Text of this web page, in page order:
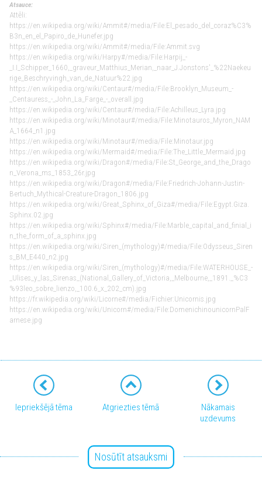
Atsauce:
Attēli:
https://en.wikipedia.org/wiki/Ammit#/media/File:El_pesado_del_coraz%C3%
B3n_en_el_Papiro_de_Hunefer.jpg
https://en.wikipedia.org/wiki/Ammit#/media/File:Ammit.svg
https://en.wikipedia.org/wiki/Harpy#/media/File:Harpij_-
_I.I_Schipper_1660,_graveur_Matthius_Merian,_naar_J.Jonstons'_%22Naekeu
rige_Beschryvingh_van_de_Natuur%22.jpg
https://en.wikipedia.org/wiki/Centaur#/media/File:Brooklyn_Museum_-
_Centauress_-_John_La_Farge_-_overall.jpg
https://en.wikipedia.org/wiki/Centaur#/media/File:Achilleus_Lyra.jpg
https://en.wikipedia.org/wiki/Minotaur#/media/File:Minotauros_Myron_NAM
A_1664_n1.jpg
https://en.wikipedia.org/wiki/Minotaur#/media/File:Minotaur.jpg
https://en.wikipedia.org/wiki/Mermaid#/media/File:The_Little_Mermaid.jpg
https://en.wikipedia.org/wiki/Dragon#/media/File:St_George_and_the_Drago
n_Verona_ms_1853_26r.jpg
https://en.wikipedia.org/wiki/Dragon#/media/File:Friedrich-Johann-Justin-
Bertuch_Mythical-Creature-Dragon_1806.jpg
https://en.wikipedia.org/wiki/Great_Sphinx_of_Giza#/media/File:Egypt.Giza.
Sphinx.02.jpg
https://en.wikipedia.org/wiki/Sphinx#/media/File:Marble_capital_and_finial_i
n_the_form_of_a_sphinx.jpg
https://en.wikipedia.org/wiki/Siren_(mythology)#/media/File:Odysseus_Siren
s_BM_E440_n2.jpg
https://en.wikipedia.org/wiki/Siren_(mythology)#/media/File:WATERHOUSE_-
_Ulises_y_las_Sirenas_(National_Gallery_of_Victoria,_Melbourne,_1891._%C3
%93leo_sobre_lienzo,_100.6_x_202_cm).jpg
https://fr.wikipedia.org/wiki/Licorne#/media/Fichier:Unicornis.jpg
https://en.wikipedia.org/wiki/Unicorn#/media/File:DomenichinounicornPalF
arnese.jpg
Iepriekšējā tēma Atgriezties tēmā
Nākamais
uzdevums
Nosūtīt atsauksmi